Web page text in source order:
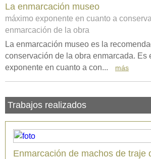
La enmarcación museo
máximo exponente en cuanto a
enmarcación de la obra
La enmarcación museo es la
conservación de la obra enmarcada. Es
exponente en cuanto a con...
más
Trabajos realizados
Enmarcación de machos de traje